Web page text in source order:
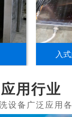
入
应用行业